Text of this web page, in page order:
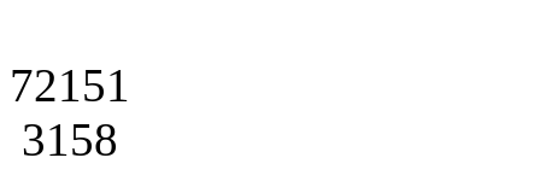
72151
3158